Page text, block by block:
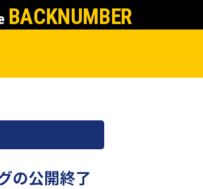
BACKNUMBER
の公開終了